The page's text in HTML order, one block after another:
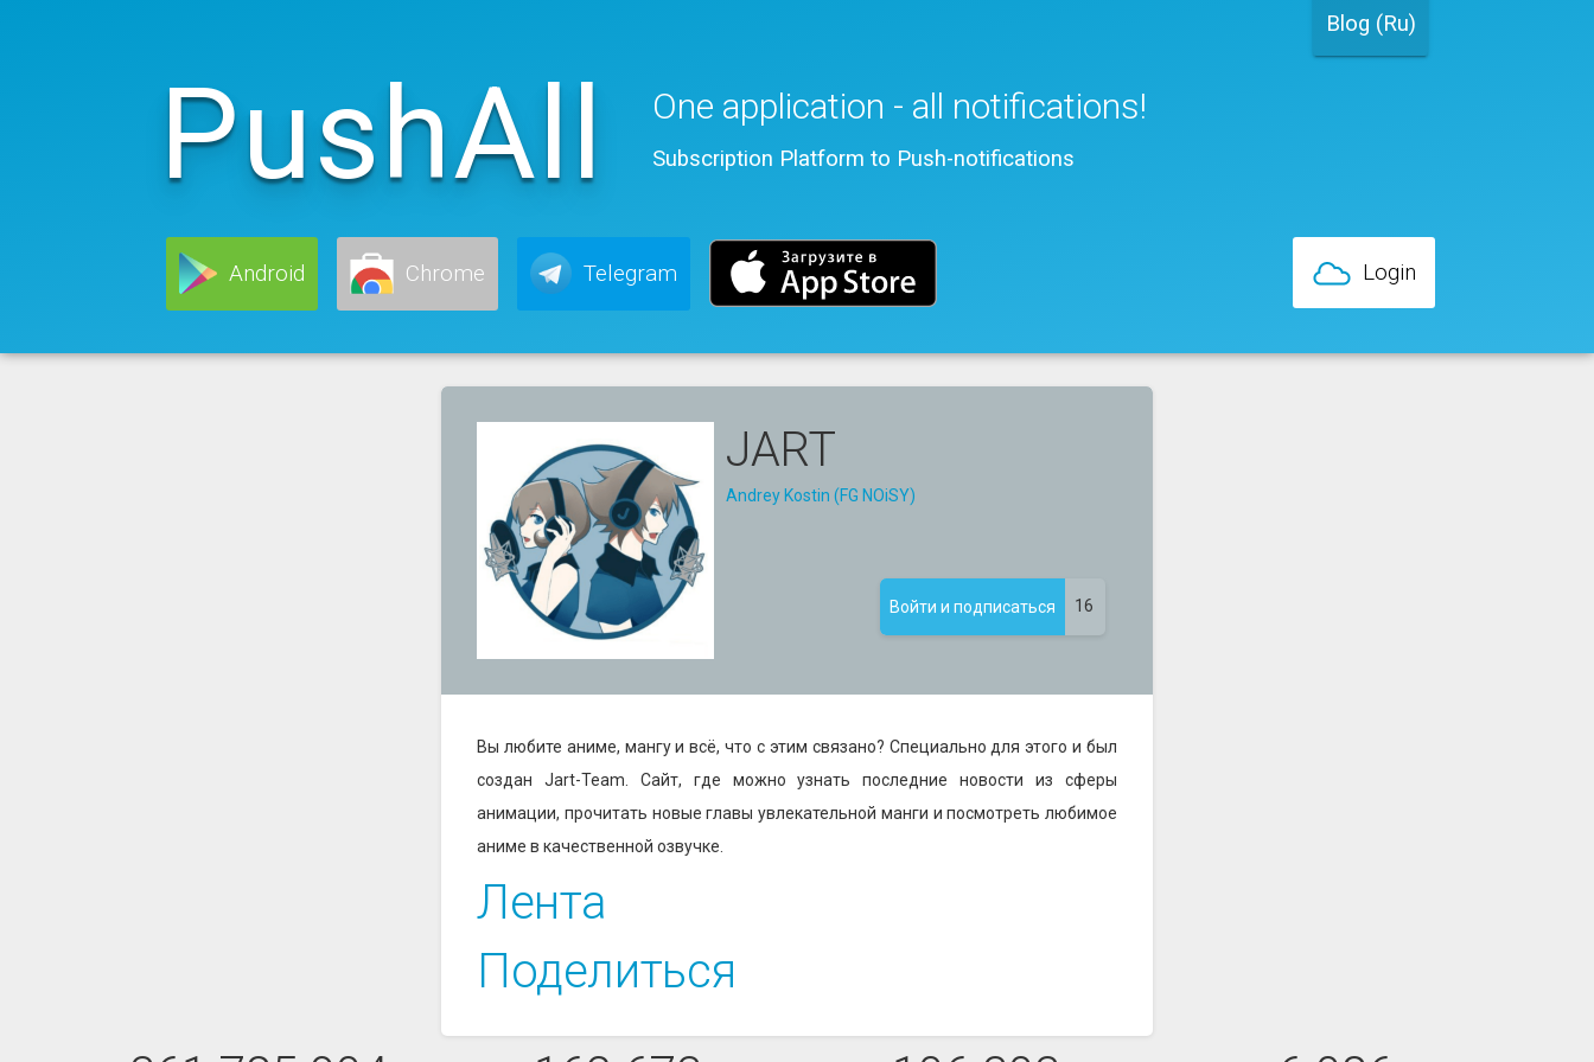
Blog (Ru)
PushAll One application - all notifications!
Subscription Platform to Push-notifications
Android Chrome Telegram Login
JART
Andrey Kostin (FG NOiSY)
Войти и подписаться 16
Вы любите аниме, мангу и всё, что с этим связано? Специально для этого и был
создан Jart-Team. Cайт, где можно узнать последние новости из сферы
анимации, прочитать новые главы увлекательной манги и посмотреть любимое
аниме в качественной озвучке.
Лента
Поделиться